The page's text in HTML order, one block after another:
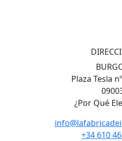
Plaza Tesla
¿Por Qué
+34 610